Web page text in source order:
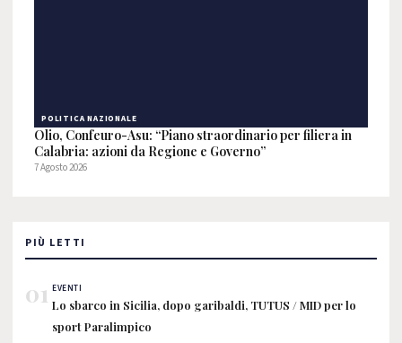
POLITICA NAZIONALE
Olio, Confeuro-Asu: “Piano straordinario per filiera in
Calabria: azioni da Regione e Governo”
7 Agosto 2026
PIÙ LETTI
01 EVENTI
Lo sbarco in Sicilia, dopo garibaldi, TUTUS / MID per lo
sport Paralimpico